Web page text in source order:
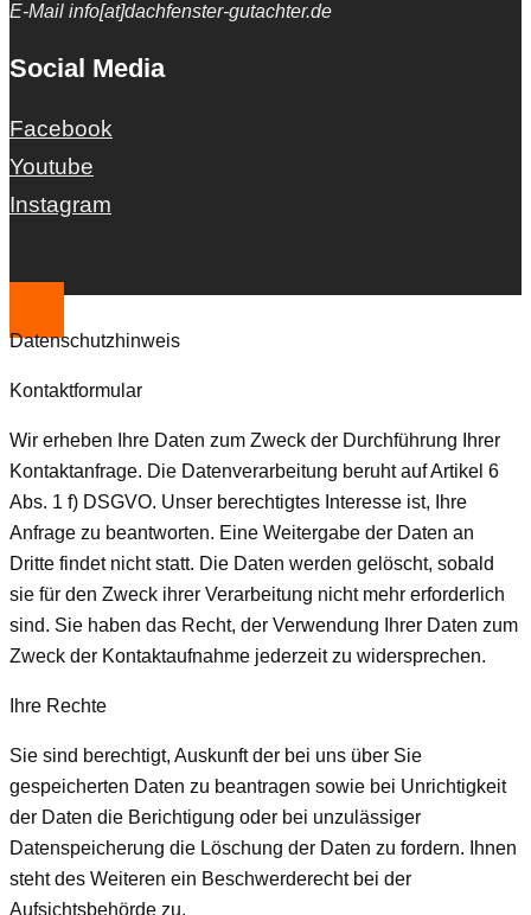
E-Mail info[at]dachfenster-gutachter.de
Social Media
Facebook
Youtube
Instagram
Datenschutzhinweis
Kontaktformular
Wir erheben Ihre Daten zum Zweck der Durchführung Ihrer
Kontaktanfrage. Die Datenverarbeitung beruht auf Artikel 6
Abs. 1 f) DSGVO. Unser berechtigtes Interesse ist, Ihre
Anfrage zu beantworten. Eine Weitergabe der Daten an
Dritte findet nicht statt. Die Daten werden gelöscht, sobald
sie für den Zweck ihrer Verarbeitung nicht mehr erforderlich
sind. Sie haben das Recht, der Verwendung Ihrer Daten zum
Zweck der Kontaktaufnahme jederzeit zu widersprechen.
Ihre Rechte
Sie sind berechtigt, Auskunft der bei uns über Sie
gespeicherten Daten zu beantragen sowie bei Unrichtigkeit
der Daten die Berichtigung oder bei unzulässiger
Datenspeicherung die Löschung der Daten zu fordern. Ihnen
steht des Weiteren ein Beschwerderecht bei der
Aufsichtsbehörde zu.